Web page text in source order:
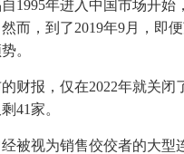
1995年进入中国市场开
而，到了2019年9月，即
。
财报，仅在2022年就关
41家。
被视为销售佼佼者的大型